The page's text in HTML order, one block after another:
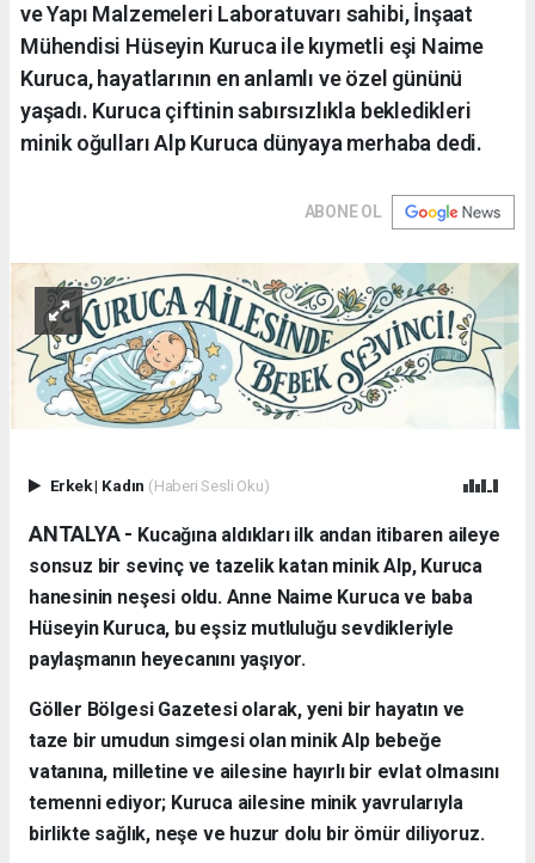
ve Yapı Malzemeleri Laboratuvarı sahibi, İnşaat
Mühendisi Hüseyin Kuruca ile kıymetli eşi Naime
Kuruca, hayatlarının en anlamlı ve özel gününü
yaşadı. Kuruca çiftinin sabırsızlıkla bekledikleri
minik oğulları Alp Kuruca dünyaya merhaba dedi.
ABONE OL
Erkek| Kadın (Haberi Sesli Oku)
ANTALYA - ​ Kucağına aldıkları ilk andan itibaren aileye
sonsuz bir sevinç ve tazelik katan minik Alp, Kuruca
hanesinin neşesi oldu. Anne Naime Kuruca ve baba
Hüseyin Kuruca, bu eşsiz mutluluğu sevdikleriyle
paylaşmanın heyecanını yaşıyor.
​Göller Bölgesi Gazetesi olarak, yeni bir hayatın ve
taze bir umudun simgesi olan minik Alp bebeğe
vatanına, milletine ve ailesine hayırlı bir evlat olmasını
temenni ediyor; Kuruca ailesine minik yavrularıyla
birlikte sağlık, neşe ve huzur dolu bir ömür diliyoruz.